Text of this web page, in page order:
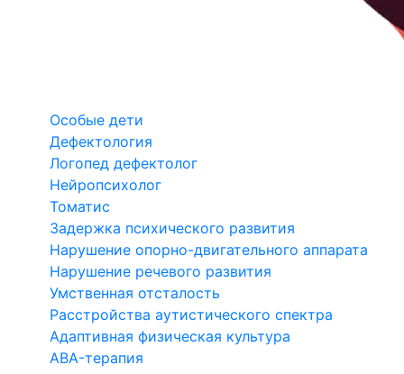
Особые дети
Дефектология
Логопед дефектолог
Нейропсихолог
Томатис
Задержка психического развития
Нарушение опорно-двигательного аппарата
Нарушение речевого развития
Умственная отсталость
Расстройства аутистического спектра
Адаптивная физическая культура
ABA-терапия